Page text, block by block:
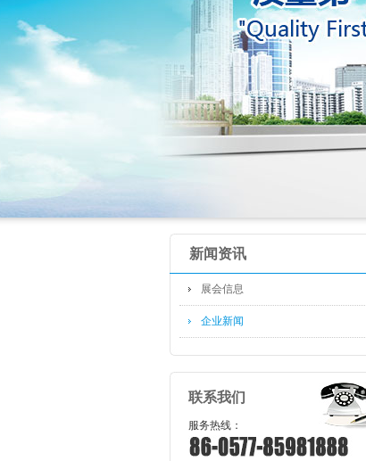
新闻资讯
展会信息
企业新闻
联系我们
服务热线：